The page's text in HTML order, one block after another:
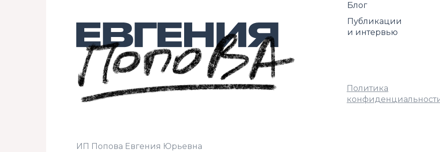
ИП Попова Евгения Юрьевна
Политика
Блог
Публикации
и интервью